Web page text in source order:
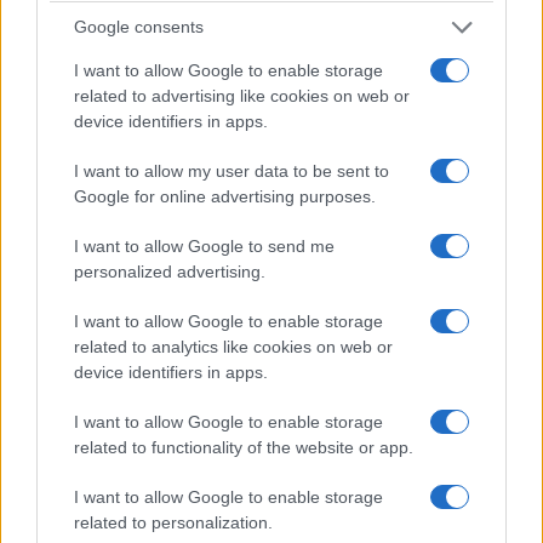
Google consents
I want to allow Google to enable storage
related to advertising like cookies on web or
device identifiers in apps.
I want to allow my user data to be sent to
Google for online advertising purposes.
I want to allow Google to send me
personalized advertising.
I want to allow Google to enable storage
related to analytics like cookies on web or
device identifiers in apps.
I want to allow Google to enable storage
related to functionality of the website or app.
I want to allow Google to enable storage
related to personalization.
Nessuno più distante, più incompatibile del